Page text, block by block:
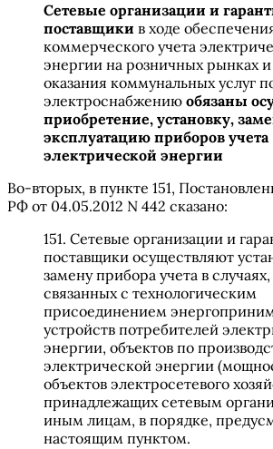
Сетевые организации и
поставщики в ходе
коммерческого учета
энергии на розничных рынках и
оказания коммунальных услуг
электроснабжению обязаны
приобретение, установку,
эксплуатацию приборов учета
электрической энергии
Во-вторых, в пункте 151,
РФ от 04.05.2012 N 442 сказано:
151. Сетевые организации и
поставщики осуществляют
замену прибора учета в
связанных с технологическим
присоединением
устройств потребителей
энергии, объектов по
электрической энергии
объектов электросетевого
принадлежащих сетевым
иным лицам, в порядке,
настоящим пунктом.